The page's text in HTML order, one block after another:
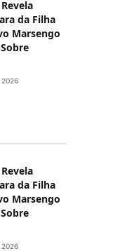
da Filha
Marsengo
da Filha
Marsengo